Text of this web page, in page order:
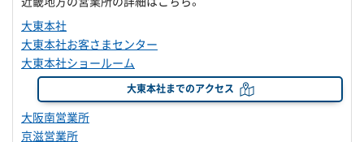
大東本社
大東本社お客さまセンター
大東本社ショールーム
大東本社までのアクセス
大阪南営業所
京滋営業所